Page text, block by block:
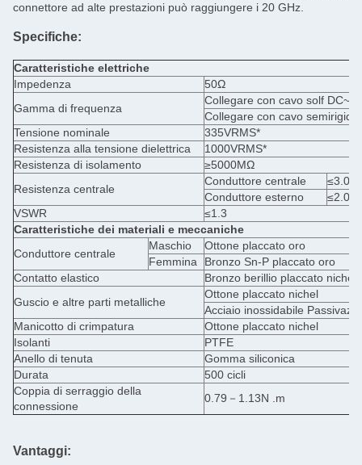
connettore ad alte prestazioni può raggiungere i 20 GHz.
Specifiche:
Caratteristiche elettriche
Impedenza
50Ω
Gamma di frequenza
Collegare con cavo solf
Collegare con cavo semirigido
Tensione nominale
335VRMS*
Resistenza alla tensione dielettrica
1000VRMS*
Resistenza di isolamento
≥5000MΩ
Resistenza centrale
Conduttore centrale
Conduttore esterno
VSWR
≤1.3
Caratteristiche dei materiali e meccaniche
Conduttore centrale
Maschio
Ottone placcato oro
Femmina
Bronzo Sn-P placcato oro
Contatto elastico
Bronzo berillio placcato nichel
Guscio e altre parti metalliche
Ottone placcato nichel
Acciaio inossidabile
Manicotto di crimpatura
Ottone placcato nichel
Isolanti
PTFE
Anello di tenuta
Gomma siliconica
Durata
500 cicli
Coppia di serraggio della
connessione
0.79－1.13N .m
Vantaggi: